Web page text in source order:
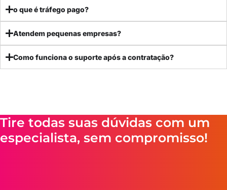
o que é tráfego pago?
Atendem pequenas empresas?
Como funciona o suporte após a contratação?
Tire todas suas dúvidas com um
especialista, sem compromisso!